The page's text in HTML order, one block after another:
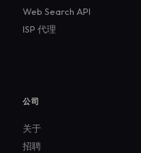
Web Search API
ISP 代理
公司
关于
招聘